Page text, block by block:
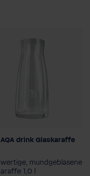
AQA drink Glaskaraffe
mundgeblasene
1,0 l